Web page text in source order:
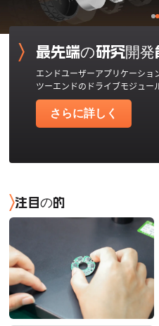
最先端の研究開発
エンドユーザーアプリケーショ
ツーエンドのドライブモジュー
さらに詳しく
注目の的